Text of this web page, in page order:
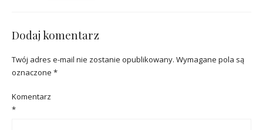
Dodaj komentarz
Twój adres e-mail nie zostanie opublikowany. Wymagane pola są
oznaczone *
Komentarz
*